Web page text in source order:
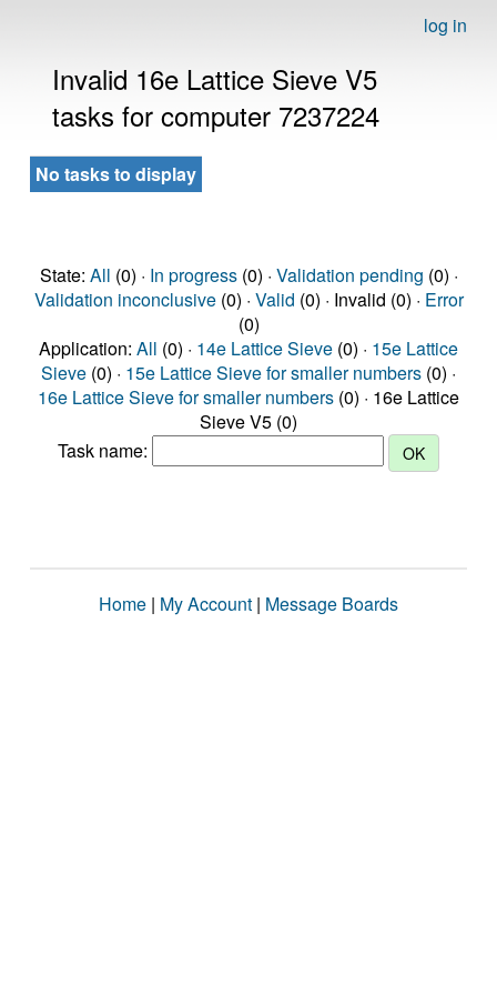
log in
Invalid 16e Lattice Sieve V5
tasks for computer 7237224
No tasks to display
State: All (0) · In progress(0) · Validation pending (0) ·
Validation inconclusive(0) · Valid (0) · Invalid (0) · Error
(0)
Application: All (0) · 14e Lattice Sieve (0) · 15e Lattice
Sieve (0) · 15e Lattice Sieve for smaller numbers (0) ·
16e Lattice Sieve for smaller numbers (0) · 16e Lattice
Sieve V5 (0)
Task name:
Home | My Account | Message Boards